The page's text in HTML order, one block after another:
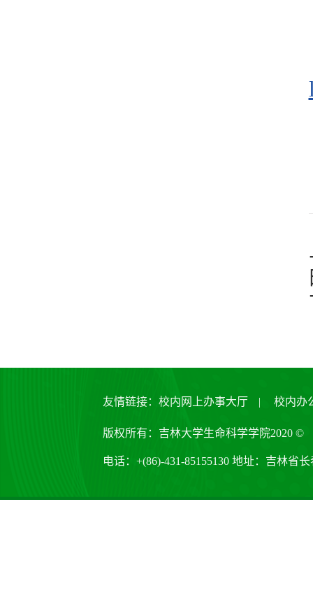
友情链接： 校内网上办事大厅 | 校内办
版权所有：吉林大学生命科学学院2020 ©
电话：+(86)-431-85155130 地址：吉林省